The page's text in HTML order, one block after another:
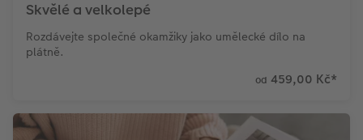
Skvělé a velkolepé
Rozdávejte společné okamžiky jako umělecké dílo na
plátně.
od 459,00 Kč*